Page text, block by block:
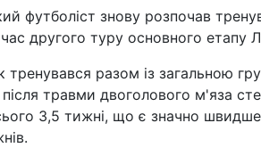
футболіст знову розпочав
другого туру основного етапу
тренувався разом із загальною
травми двоголового м'яза
3,5 тижні, що є значно